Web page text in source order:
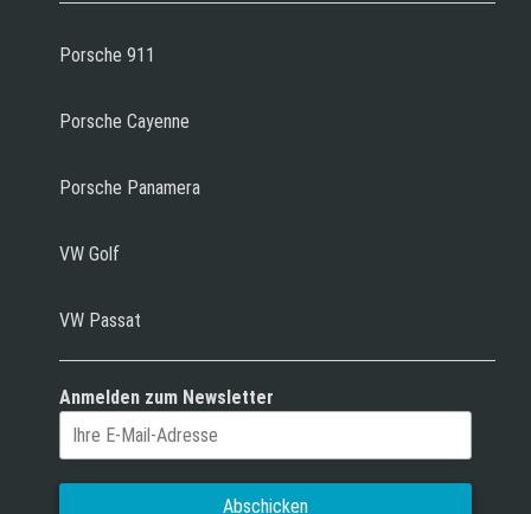
Porsche 911
Porsche Cayenne
Porsche Panamera
VW Golf
VW Passat
Anmelden zum Newsletter